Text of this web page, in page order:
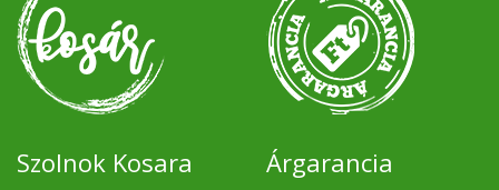
Szolnok Kosara Árgarancia